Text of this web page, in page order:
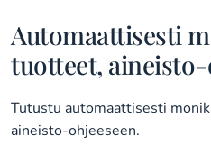
Automaattisesti
tuotteet,
Tutustu automaattisesti
aineisto-ohjeeseen.